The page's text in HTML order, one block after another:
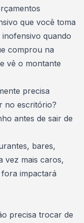
que você toma
quando
comprou na
vê o montante
precisa
no escritório?
antes de sair de
bares,
vez mais caros,
impactará
precisa trocar de